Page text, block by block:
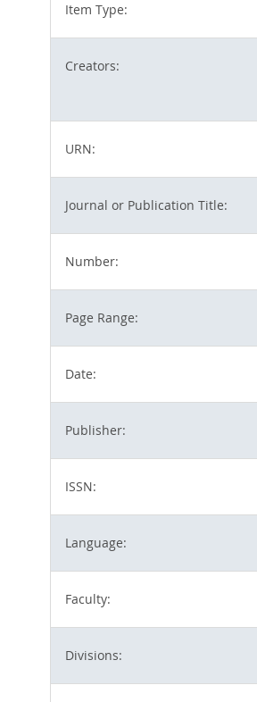
Item Type:
Creators:
URN:
Journal or Publication Title:
Number:
Page Range:
Date:
Publisher:
ISSN:
Language:
Faculty:
Divisions: